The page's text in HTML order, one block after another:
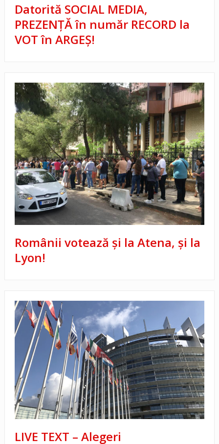
Datorită SOCIAL MEDIA,
PREZENŢĂ în număr RECORD la
VOT în ARGEŞ!
Românii votează şi la Atena, şi la
Lyon!
LIVE TEXT – Alegeri